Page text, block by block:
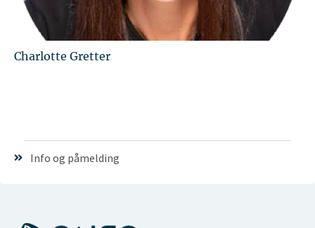
Charlotte Gretter
Info og påmelding